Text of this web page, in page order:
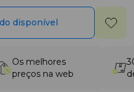
disponível
Os melhores
preços na web